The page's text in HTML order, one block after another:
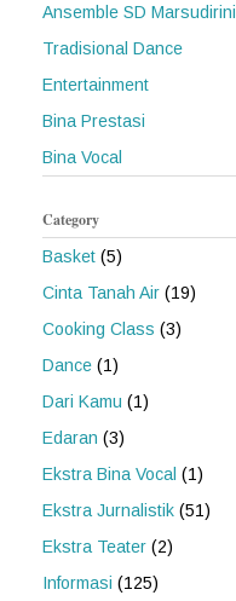
Ansemble SD Marsudirini
Tradisional Dance
Entertainment
Bina Prestasi
Bina Vocal
Category
Basket (5)
Cinta Tanah Air (19)
Cooking Class (3)
Dance (1)
Dari Kamu (1)
Edaran (3)
Ekstra Bina Vocal (1)
Ekstra Jurnalistik (51)
Ekstra Teater (2)
Informasi (125)